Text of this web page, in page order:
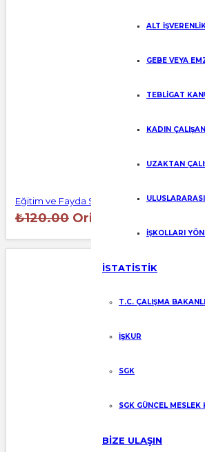
ALT
GEBE VEYA
TEBLİGAT
KADIN
UZAKTAN
İŞKOLLARI
İSTATİSTİK
T.C. ÇALIŞMA
İŞKUR
SGK
SGK GÜNCEL MESLEK
BİZE ULAŞIN
Eğitim ve Fayda Sözleşmesi
₺120.00 Orijinal fiyat: